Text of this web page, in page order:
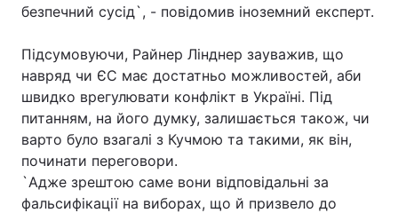
безпечний сусід`, - повідомив іноземний експерт.
Підсумовуючи, Райнер Лінднер зауважив, що
навряд чи ЄС має достатньо можливостей, аби
швидко врегулювати конфлікт в Україні. Під
питанням, на його думку, залишається також, чи
варто було взагалі з Кучмою та такими, як він,
починати переговори.
`Адже зрештою саме вони відповідальні за
фальсифікації на виборах, що й призвело до